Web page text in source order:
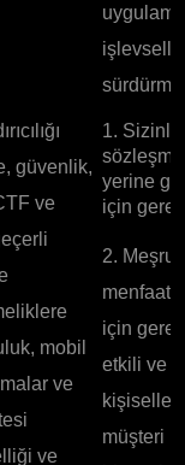
uygulama
güvenlik,
ve
mobil
ve
ve
1.
yerine
için
2. Meşru
için
etkili ve
müşteri